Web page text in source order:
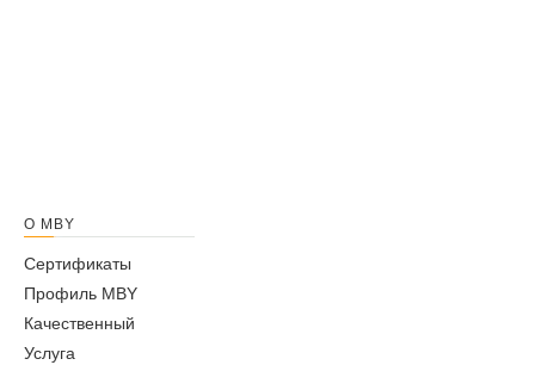
О MBY
Сертификаты
Профиль MBY
Качественный
Услуга